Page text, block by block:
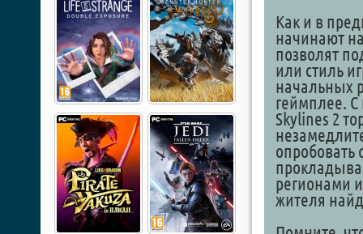
Как и в
начинают
позволят
или стиль
начальных
геймплее. С
Skylines 2
опробовать
регионами и
жителя